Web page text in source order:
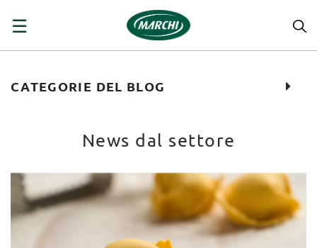
navigazione
☰
CATEGORIE DEL BLOG
News dal settore